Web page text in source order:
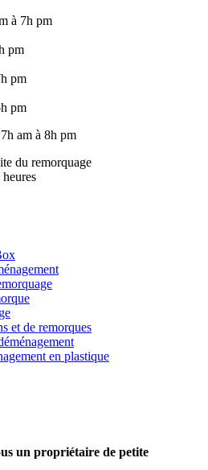
à 7h pm
pm
pm
pm
am à 8h pm
du remorquage
et de remorques
en plastique
un propriétaire de petite